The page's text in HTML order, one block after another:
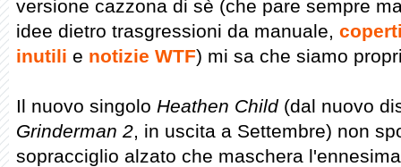
versione cazzona di sè (che pare sempre
idee dietro trasgressioni da manuale,
inutili e notizie WTF) mi sa che siamo
Il nuovo singolo Heathen Child(dal nuovo
Grinderman 2, in uscita a Settembre) non
sopracciglio alzato che maschera